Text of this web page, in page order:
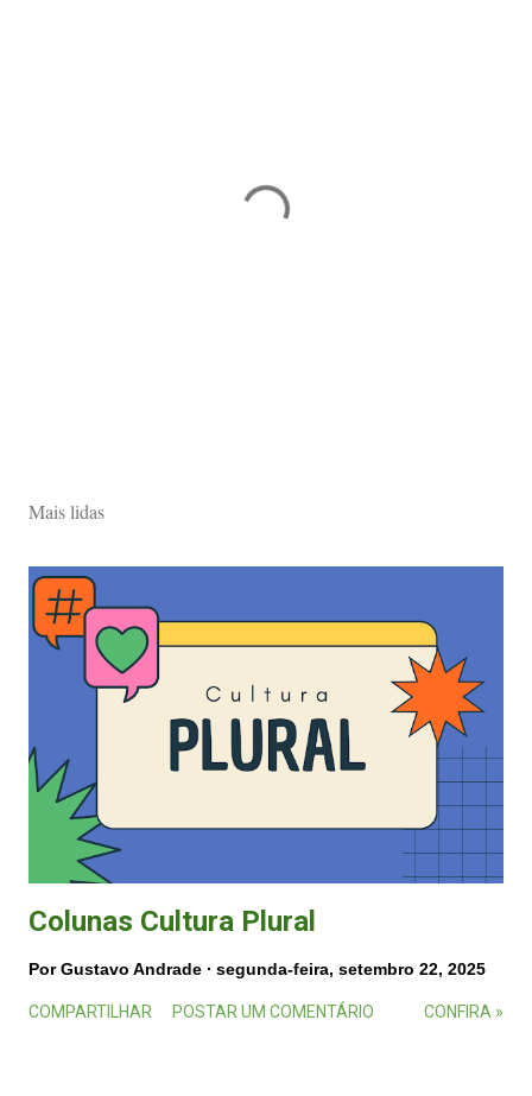
Mais lidas
Colunas Cultura Plural
PorGustavo Andrade segunda-feira, setembro 22, 2025
COMPARTILHAR POSTAR UM COMENTÁRIO CONFIRA »